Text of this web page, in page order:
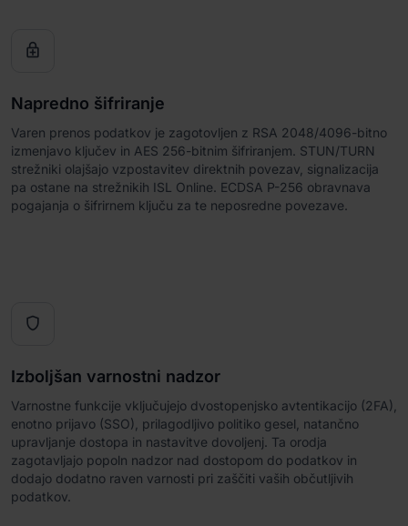

Napredno šifriranje
Varen prenos podatkov je zagotovljen z RSA 2048/4096-bitno
izmenjavo ključev in AES 256-bitnim šifriranjem. STUN/TURN
strežniki olajšajo vzpostavitev direktnih povezav, signalizacija
pa ostane na strežnikih ISL Online. ECDSA P-256 obravnava
pogajanja o šifrirnem ključu za te neposredne povezave.

Izboljšan varnostni nadzor
Varnostne funkcije vključujejo dvostopenjsko avtentikacijo (2FA),
enotno prijavo (SSO), prilagodljivo politiko gesel, natančno
upravljanje dostopa in nastavitve dovoljenj. Ta orodja
zagotavljajo popoln nadzor nad dostopom do podatkov in
dodajo dodatno raven varnosti pri zaščiti vaših občutljivih
podatkov.